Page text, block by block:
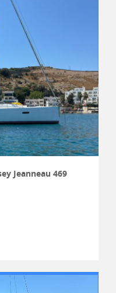
Jeanneau 469